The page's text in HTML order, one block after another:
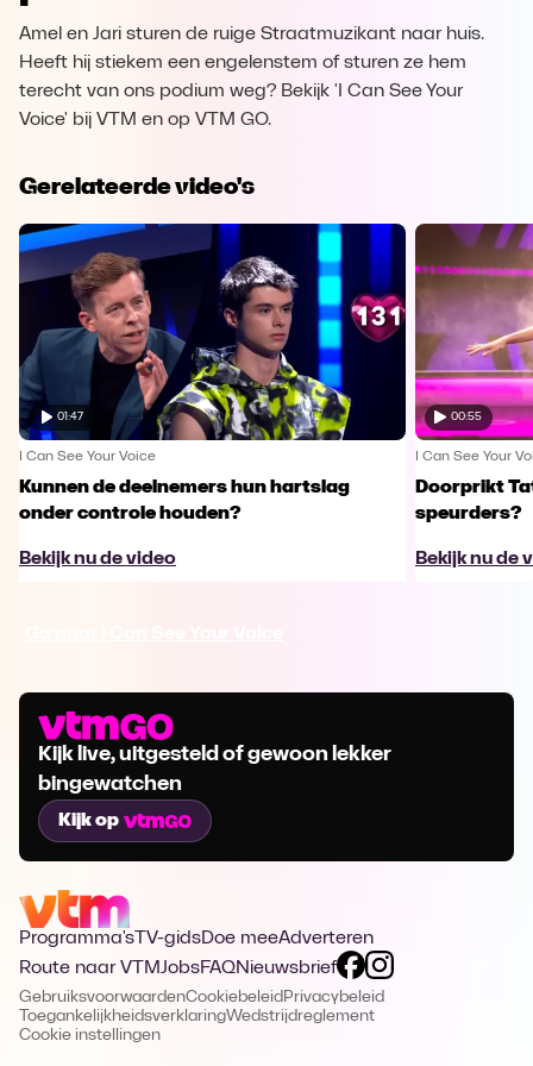
Amel en Jari sturen de ruige Straatmuzikant naar huis.
Heeft hij stiekem een engelenstem of sturen ze hem
terecht van ons podium weg? Bekijk 'I Can See Your
Voice' bij VTM en op VTM GO.
Gerelateerde video's
01:47
I Can See Your Voice
Kunnen de deelnemers hun hartslag
onder controle houden?
Bekijk nu de video
00:55
I Can See Your
Doorprikt
speurders?
Bekijk nu de
Kijk live, uitgesteld of gewoon lekker
bingewatchen
Kijk op
Programma's TV-gidsDoe meeAdverteren
Route naar VTMJobsFAQNieuwsbrief
GebruiksvoorwaardenCookiebeleid Privacybeleid
ToegankelijkheidsverklaringWedstrijdreglement
Cookie instellingen